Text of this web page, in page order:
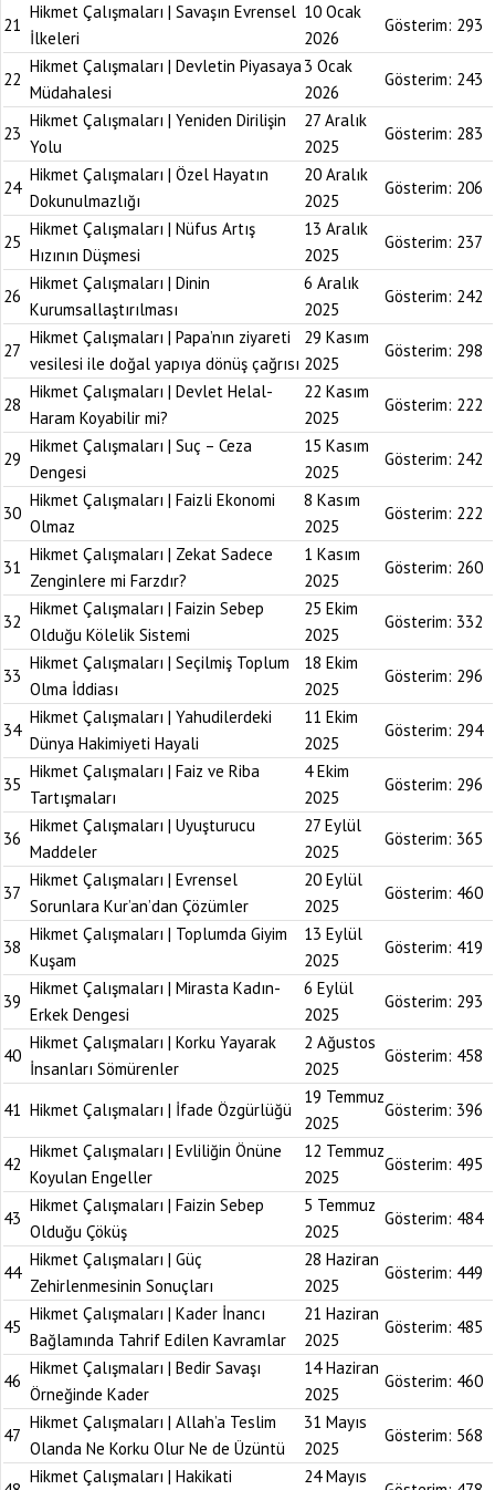
21
Hikmet Çalışmaları | Savaşın Evrensel
İlkeleri
10 Ocak
2026
Gösterim: 293
22
Hikmet Çalışmaları | Devletin Piyasaya
Müdahalesi
3 Ocak
2026
Gösterim: 243
23
Hikmet Çalışmaları | Yeniden Dirilişin
Yolu
27 Aralık
2025
Gösterim: 283
24
Hikmet Çalışmaları | Özel Hayatın
Dokunulmazlığı
20 Aralık
2025
Gösterim: 206
25
Hikmet Çalışmaları | Nüfus Artış
Hızının Düşmesi
13 Aralık
2025
Gösterim: 237
26
Hikmet Çalışmaları | Dinin
Kurumsallaştırılması
6 Aralık
2025
Gösterim: 242
27
Hikmet Çalışmaları | Papa’nın ziyareti
vesilesi ile doğal yapıya dönüş çağrısı
29 Kasım
2025
Gösterim: 298
28
Hikmet Çalışmaları | Devlet Helal-
Haram Koyabilir mi?
22 Kasım
2025
Gösterim: 222
29
Hikmet Çalışmaları | Suç – Ceza
Dengesi
15 Kasım
2025
Gösterim: 242
30
Hikmet Çalışmaları | Faizli Ekonomi
Olmaz
8 Kasım
2025
Gösterim: 222
31
Hikmet Çalışmaları | Zekat Sadece
Zenginlere mi Farzdır?
1 Kasım
2025
Gösterim: 260
32
Hikmet Çalışmaları | Faizin Sebep
Olduğu Kölelik Sistemi
25 Ekim
2025
Gösterim: 332
33
Hikmet Çalışmaları | Seçilmiş Toplum
Olma İddiası
18 Ekim
2025
Gösterim: 296
34
Hikmet Çalışmaları | Yahudilerdeki
Dünya Hakimiyeti Hayali
11 Ekim
2025
Gösterim: 294
35
Hikmet Çalışmaları | Faiz ve Riba
Tartışmaları
4 Ekim
2025
Gösterim: 296
36
Hikmet Çalışmaları | Uyuşturucu
Maddeler
27 Eylül
2025
Gösterim: 365
37
Hikmet Çalışmaları | Evrensel
Sorunlara Kur’an’dan Çözümler
20 Eylül
2025
Gösterim: 460
38
Hikmet Çalışmaları | Toplumda Giyim
Kuşam
13 Eylül
2025
Gösterim: 419
39
Hikmet Çalışmaları | Mirasta Kadın-
Erkek Dengesi
6 Eylül
2025
Gösterim: 293
40
Hikmet Çalışmaları | Korku Yayarak
İnsanları Sömürenler
2 Ağustos
2025
Gösterim: 458
41 Hikmet Çalışmaları | İfade Özgürlüğü
19 Temmuz
2025
Gösterim: 396
42
Hikmet Çalışmaları | Evliliğin Önüne
Koyulan Engeller
12 Temmuz
2025
Gösterim: 495
43
Hikmet Çalışmaları | Faizin Sebep
Olduğu Çöküş
5 Temmuz
2025
Gösterim: 484
44
Hikmet Çalışmaları | Güç
Zehirlenmesinin Sonuçları
28 Haziran
2025
Gösterim: 449
45
Hikmet Çalışmaları | Kader İnancı
Bağlamında Tahrif Edilen Kavramlar
21 Haziran
2025
Gösterim: 485
46
Hikmet Çalışmaları | Bedir Savaşı
Örneğinde Kader
14 Haziran
2025
Gösterim: 460
47
Hikmet Çalışmaları | Allah’a Teslim
Olanda Ne Korku Olur Ne de Üzüntü
31 Mayıs
2025
Gösterim: 568
Hikmet Çalışmaları | Hakikati 24 Mayıs